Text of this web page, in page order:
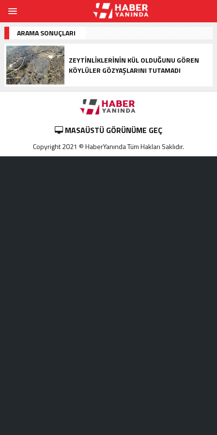
ARAMA SONUÇLARI
ZEYTINLIKLERININ KÜL OLDUĞUNU GÖREN
KÖYLÜLER GÖZYAŞLARINI TUTAMADI
MASAÜSTÜ GÖRÜNÜME GEÇ
Copyright 2021 © HaberYanında Tüm Hakları Saklıdır.